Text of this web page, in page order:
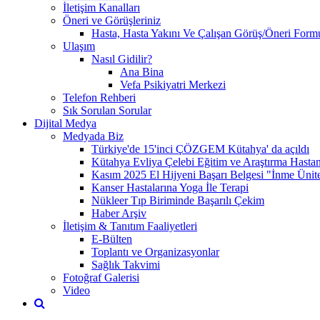
İletişim Kanalları
Öneri ve Görüşleriniz
Hasta, Hasta Yakını Ve Çalışan Görüş/Öneri
Ulaşım
Nasıl Gidilir?
Ana Bina
Vefa Psikiyatri Merkezi
Telefon Rehberi
Sık Sorulan Sorular
Dijital Medya
Medyada Biz
Türkiye'de 15'inci ÇÖZGEM Kütahya' da açıldı
Kütahya Evliya Çelebi Eğitim ve Araştırma
Kasım 2025 El Hijyeni Başarı Belgesi "İnme
Kanser Hastalarına Yoga İle Terapi
Nükleer Tıp Biriminde Başarılı Çekim
Haber Arşiv
İletişim & Tanıtım Faaliyetleri
E-Bülten
Toplantı ve Organizasyonlar
Sağlık Takvimi
Fotoğraf Galerisi
Video